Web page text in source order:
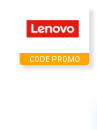
CODE PROMO